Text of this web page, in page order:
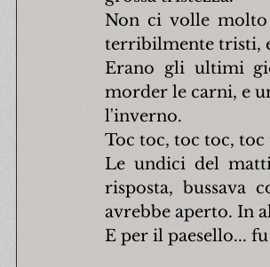
Non ci volle molto
terribilmente tristi,
Erano gli ultimi
morder le carni, e
l'inverno.
Toc toc, toc toc, toc
Le undici del
risposta, bussava
avrebbe aperto. In
E per il paesello...